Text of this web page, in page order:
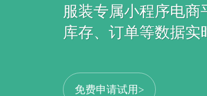
服装专属小程序电商
库存、订单等数据实
免费申请试用>